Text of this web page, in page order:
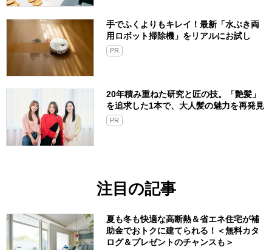
手でふくよりもキレイ！最新「水ぶき両
用ロボット掃除機」をリアルにお試し
PR
20年積み重ねた研究と匠の技。「艶髪」
を追求した1本で、大人髪の魅力を再発見
PR
注目の記事
夏も冬も快適な高断熱＆省エネ住宅が補
助金でおトクに建てられる！＜無料カタ
ログ＆プレゼントのチャンスも＞